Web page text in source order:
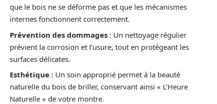
que le bois ne se déforme pas et que les mécanismes
internes fonctionnent correctement.
Prévention des dommages : Un nettoyage régulier
prévient la corrosion et l’usure, tout en protégeant les
surfaces délicates.
Esthétique : Un soin approprié permet à la beauté
naturelle du bois de briller, conservant ainsi « L’Heure
Naturelle » de votre montre.